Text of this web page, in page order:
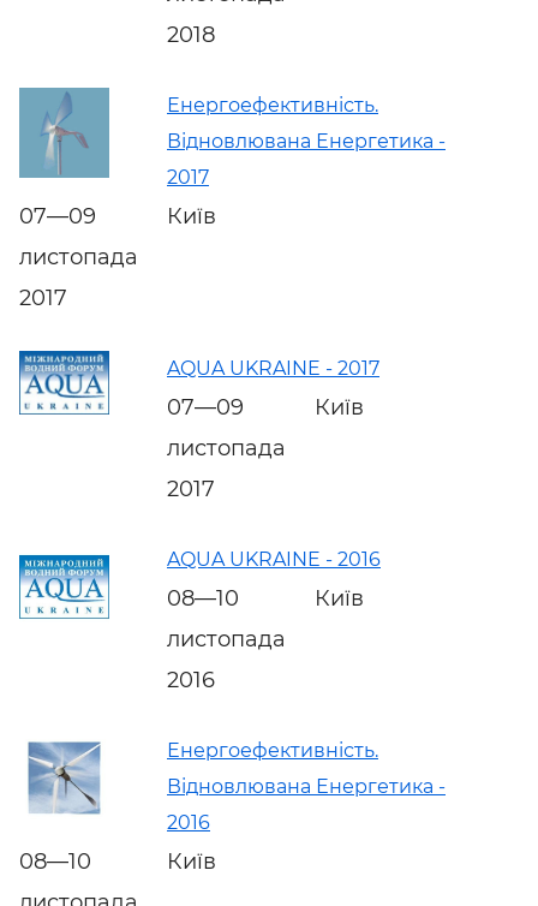
2018
Енергоефективність.
Відновлювана Енергетика -
2017
07—09
листопада
2017
Київ
AQUA UKRAINE - 2017
07—09
листопада
2017
Київ
AQUA UKRAINE - 2016
08—10
листопада
2016
Київ
Енергоефективність.
Відновлювана Енергетика -
2016
08—10
Київ